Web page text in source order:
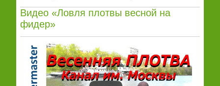
Видео «Ловля плотвы весной на
фидер»